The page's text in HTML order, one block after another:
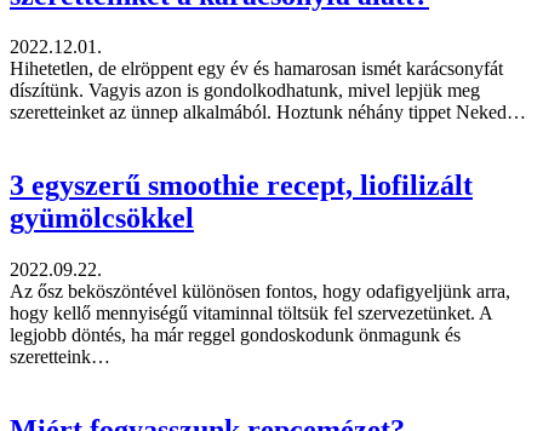
2022.12.01.
Hihetetlen, de elröppent egy év és hamarosan ismét karácsonyfát
díszítünk. Vagyis azon is gondolkodhatunk, mivel lepjük meg
szeretteinket az ünnep alkalmából. Hoztunk néhány tippet Neked…
3 egyszerű smoothie recept, liofilizált
gyümölcsökkel
2022.09.22.
Az ősz beköszöntével különösen fontos, hogy odafigyeljünk arra,
hogy kellő mennyiségű vitaminnal töltsük fel szervezetünket. A
legjobb döntés, ha már reggel gondoskodunk önmagunk és
szeretteink…